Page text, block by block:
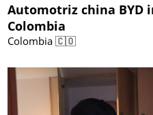
Automotriz china BYD
Colombia
Colombia 🇨🇴